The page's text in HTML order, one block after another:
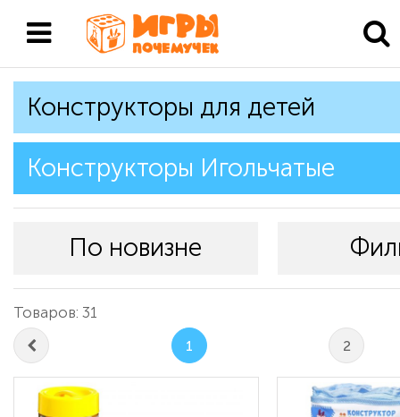
Конструкторы для детей
Конструкторы Игольчатые
По новизне
Товаров: 31
1 2